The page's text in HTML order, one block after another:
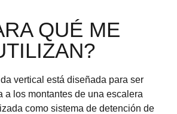
QUÉ ME
vertical está diseñada para ser
a los montantes de una escalera
como sistema de detención de